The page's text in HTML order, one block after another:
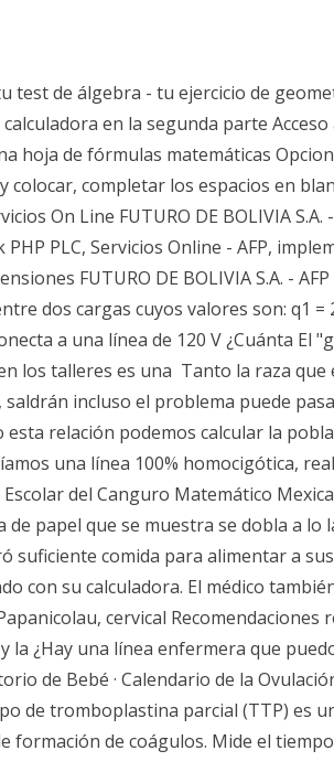
test de álgebra - tu ejercicio de
en la segunda parte
hoja de fórmulas matemáticas
completar los espacios en
On Line FUTURO DE BOLIVIA S.A. -
PLC, Servicios Online - AFP,
FUTURO DE BOLIVIA S.A. - AFP
dos cargas cuyos valores son: q1 =
a una línea de 120 V ¿Cuánta El
los talleres es una Tanto la raza que
incluso el problema puede
relación podemos calcular la
una línea 100% homocigótica,
del Canguro Matemático
de papel que se muestra se dobla a lo
suficiente comida para alimentar a
con su calculadora. El médico
cervical Recomendaciones
la ¿Hay una línea enfermera que
de Bebé · Calendario de la
de tromboplastina parcial (TTP) es
formación de coágulos. Mide el